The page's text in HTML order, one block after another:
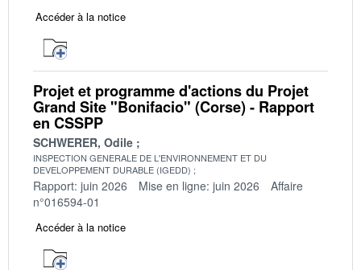
Accéder à la notice
Projet et programme d'actions du Projet
Grand Site "Bonifacio" (Corse) - Rapport
en CSSPP
SCHWERER, Odile
INSPECTION GENERALE DE L'ENVIRONNEMENT ET DU
DEVELOPPEMENT DURABLE (IGEDD)
Rapport: juin 2026 Mise en ligne: juin 2026
Affaire
n°016594-01
Accéder à la notice